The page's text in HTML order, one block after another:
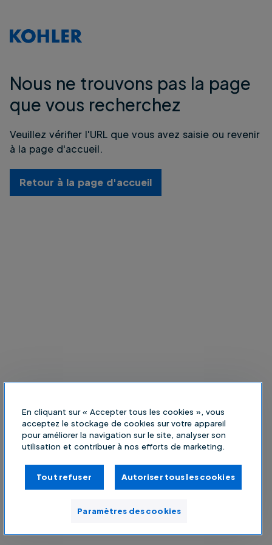
Nous ne trouvons pas la page
que vous recherchez
Veuillez vérifier l'URL que vous avez saisie ou revenir
à la page d'accueil.
Retour à la page d'accueil
En cliquant sur « Accepter tous les cookies », vous
acceptez le stockage de cookies sur votre appareil
pour améliorer la navigation sur le site, analyser son
utilisation et contribuer à nos efforts de marketing.
Tout refuser Autoriser tous les cookies
Paramètres des cookies